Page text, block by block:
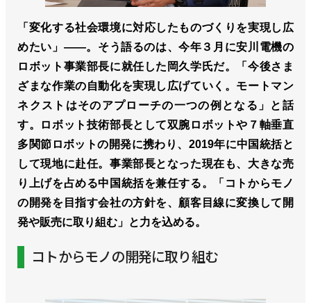
「変化する社会環境に対応したものづくりを実現し広
めたい」――。そう語るのは、今年３月に安川電機の
ロボット事業部長に就任した岡久学氏だ。「今後さま
ざまな作業の自動化を実現し広げていく。モートマン
ネクストはそのアプローチの一つの例となる」と話
す。ロボット技術部長として双腕ロボットや７軸垂直
多関節ロボットの開発に携わり、2019年に中国統括と
して現地に赴任。事業部長となった現在も、大きな売
り上げを占める中国統括を兼任する。「コトからモノ
の開発を目指す会社の方針を、顧客目線に変換して開
発や販売に取り組む」と力を込める。
コトからモノの開発に取り組む